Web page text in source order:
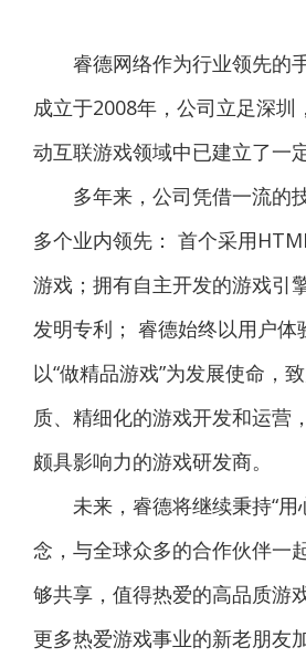
睿德网络作为行业领先的
成立于2008年，公司立足深圳
动互联游戏领域中已建立了一
多年来，公司凭借一流的
多个业内领先： 首个采用
游戏；拥有自主开发的游戏引
发明专利； 睿德始终以用户体
以“做精品游戏”为发展使命，
质、精细化的游戏开发和运营
颇具影响力的游戏研发商。
未来，睿德将继续秉持“用
念，与全球众多的合作伙伴一
够共享，值得热爱的高品质游
更多热爱游戏事业的新老朋友